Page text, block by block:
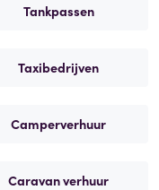
Tankpassen
Taxibedrijven
Camperverhuur
Caravan verhuur